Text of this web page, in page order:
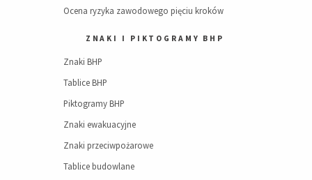
Ocena ryzyka zawodowego pięciu kroków
ZNAKI I PIKTOGRAMY BHP
Znaki BHP
Tablice BHP
Piktogramy BHP
Znaki ewakuacyjne
Znaki przeciwpożarowe
Tablice budowlane